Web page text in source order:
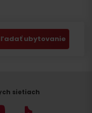
ubytovanie
sietiach